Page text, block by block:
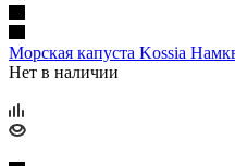
Морская капуста Kossia
Нет в наличии